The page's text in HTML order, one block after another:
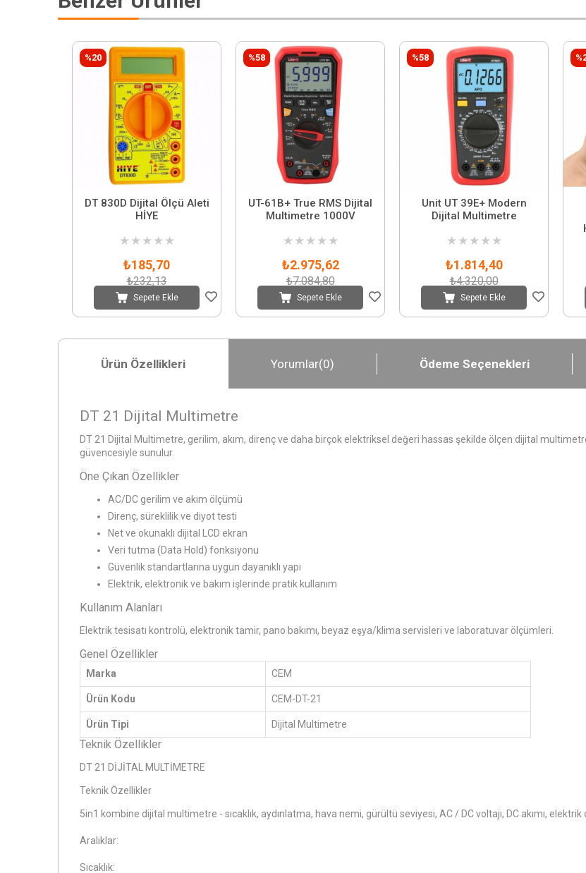
DT 830D Dijital Ölçü Aleti
HİYE
★ ★ ★ ★ ★
₺185,70
₺232,13
Sepete Ekle
%20
UT-61B+ True RMS Dijital
Multimetre 1000V
★ ★ ★ ★ ★
₺2.975,62
₺7.084,80
Sepete Ekle
%58
Unit UT 39E+ Modern
Dijital Multimetre
★ ★ ★ ★ ★
₺1.814,40
₺4.320,00
Sepete Ekle
%58
Ürün Özellikleri Yorumlar(0) Ödeme Seçenekleri
DT 21 Dijital Multimetre
DT 21 Dijital Multimetre, gerilim, akım, direnç ve daha birçok elektriksel değeri hassas şekilde ölçen dijital
güvencesiyle sunulur.
Öne Çıkan Özellikler
AC/DC gerilim ve akım ölçümü
Direnç, süreklilik ve diyot testi
Net ve okunaklı dijital LCD ekran
Veri tutma (Data Hold) fonksiyonu
Güvenlik standartlarına uygun dayanıklı yapı
Elektrik, elektronik ve bakım işlerinde pratik kullanım
Kullanım Alanları
Elektrik tesisatı kontrolü, elektronik tamir, pano bakımı, beyaz eşya/klima servisleri ve laboratuvar ölçümleri.
Genel Özellikler
Marka CEM
Ürün Kodu CEM-DT-21
Ürün Tipi Dijital Multimetre
Teknik Özellikler
DT 21 DİJİTAL MULTİMETRE
Teknik Özellikler
5in1 kombine dijital multimetre - sıcaklık, aydınlatma, hava nemi, gürültü seviyesi, AC / DC voltajı, DC akımı,
Aralıklar:
Sıcaklık: